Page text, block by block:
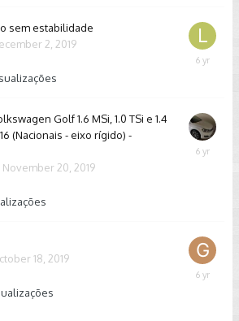
sem estabilidade
2, 2019
January
Golf 1.6 MSi, 1.0 TSi e 1.4
(Nacionais - eixo rígido) -
November 20, 2019
18, 2019
October